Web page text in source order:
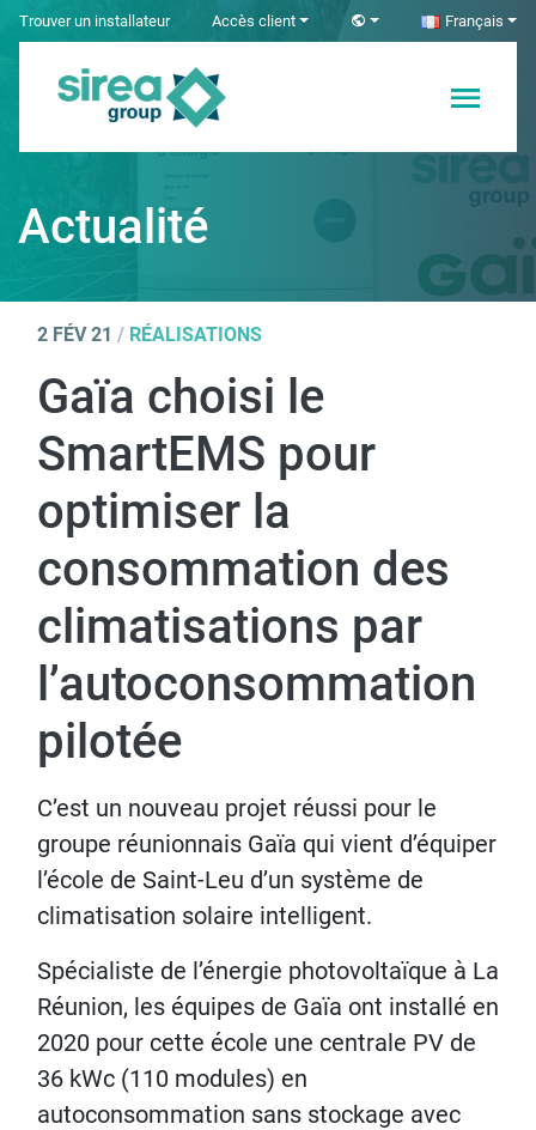
SkipTrouver un installateur Accès client Français
Solutions en
Électricité et
Automatisme
Actualité
2 FÉV 21 / RÉALISATIONS
Gaïa choisi le
SmartEMS pour
optimiser la
consommation des
climatisations par
l’autoconsommation
pilotée
C’est un nouveau projet réussi pour le
groupe réunionnais Gaïa qui vient d’équiper
l’école de Saint-Leu d’un système de
climatisation solaire intelligent.
Spécialiste de l’énergie photovoltaïque à La
Réunion, les équipes de Gaïa ont installé en
2020 pour cette école une centrale PV de
36 kWc (110 modules) en
autoconsommation sans stockage avec